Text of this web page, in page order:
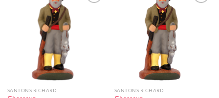
SANTONS RICHARD SANTONS RICHARD